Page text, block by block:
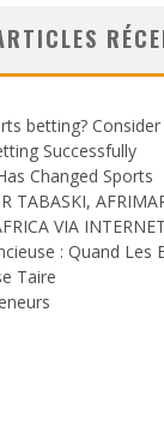
betting?
Successfully
Changed Sports
TABASKI,
VIA INTERNET
: Quand Les
Taire